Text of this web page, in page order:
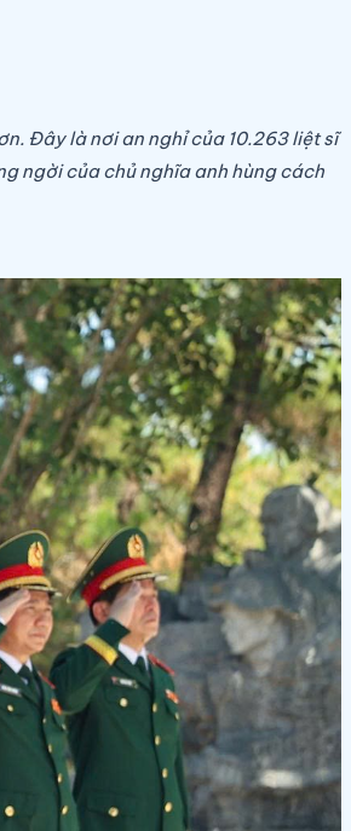
Đây là nơi an nghỉ của 10.263 liệt sĩ
ngời của chủ nghĩa anh hùng cách